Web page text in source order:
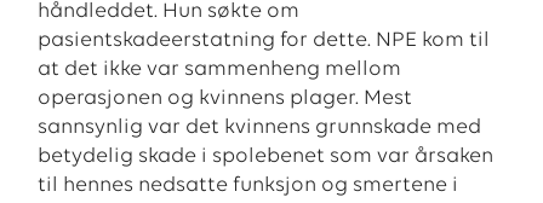
håndleddet. Hun søkte om
pasientskadeerstatning for dette. NPE kom til
at det ikke var sammenheng mellom
operasjonen og kvinnens plager. Mest
sannsynlig var det kvinnens grunnskade med
betydelig skade i spolebenet som var årsaken
til hennes nedsatte funksjon og smertene i